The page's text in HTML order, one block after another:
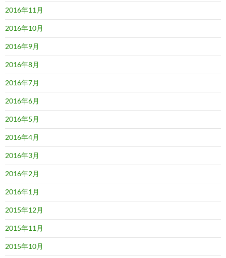
2016年11月
2016年10月
2016年9月
2016年8月
2016年7月
2016年6月
2016年5月
2016年4月
2016年3月
2016年2月
2016年1月
2015年12月
2015年11月
2015年10月